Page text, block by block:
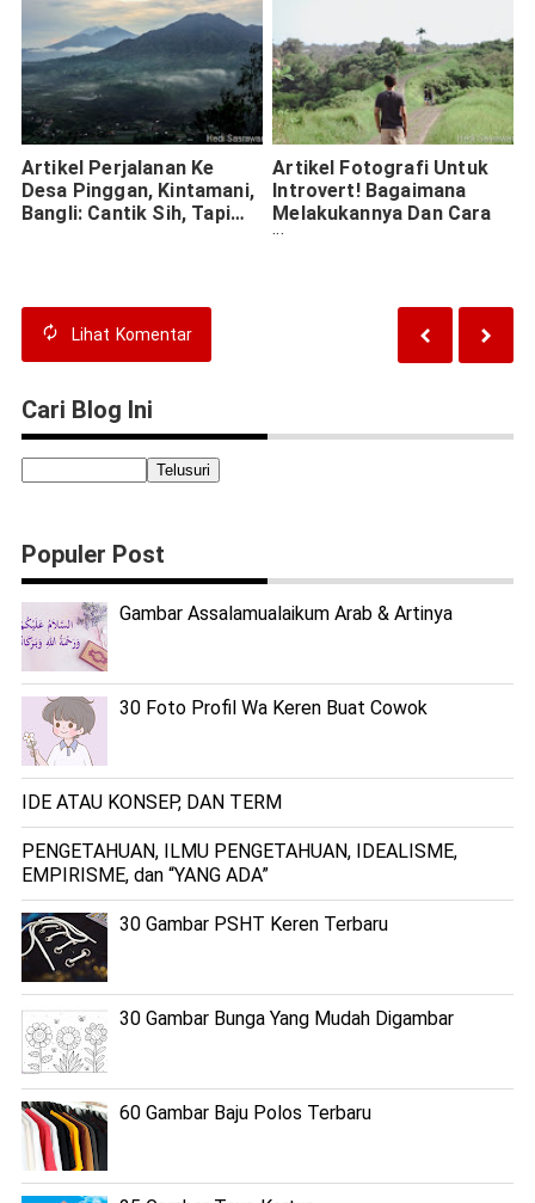
Artikel Perjalanan Ke
Desa Pinggan, Kintamani,
Bangli: Cantik Sih, Tapi…
Artikel Fotografi Untuk
Introvert! Bagaimana
Melakukannya Dan Cara
Menghasilkan Uang
Lihat Komentar
Cari Blog Ini
Populer Post
Gambar Assalamualaikum Arab & Artinya
30 Foto Profil Wa Keren Buat Cowok
IDE ATAU KONSEP, DAN TERM
PENGETAHUAN, ILMU PENGETAHUAN, IDEALISME,
EMPIRISME, dan “YANG ADA”
30 Gambar PSHT Keren Terbaru
30 Gambar Bunga Yang Mudah Digambar
60 Gambar Baju Polos Terbaru